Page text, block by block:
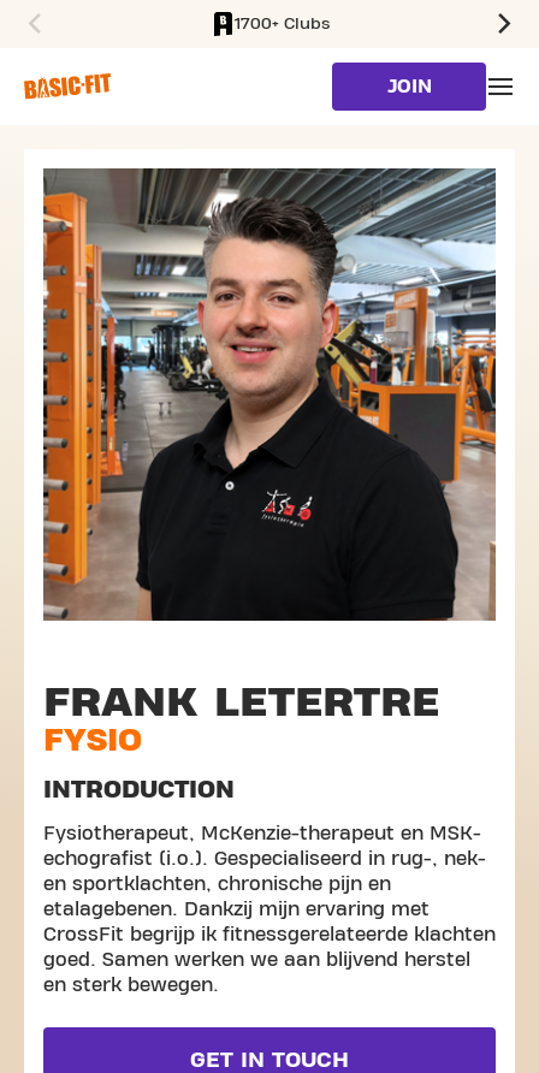
1700+ Clubs
JOIN
FRANK LETERTRE
FYSIO
INTRODUCTION
Fysiotherapeut, McKenzie-therapeut en MSK-
echografist (i.o.). Gespecialiseerd in rug-, nek-
en sportklachten, chronische pijn en
etalagebenen. Dankzij mijn ervaring met
CrossFit begrijp ik fitnessgerelateerde klachten
goed. Samen werken we aan blijvend herstel
en sterk bewegen.
GET IN TOUCH